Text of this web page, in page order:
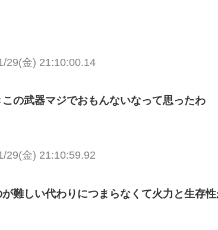
29(金) 21:10:00.14
の武器マジでおもんないなって思ったわ
29(金) 21:10:59.92
難しい代わりにつまらなくて火力と生存